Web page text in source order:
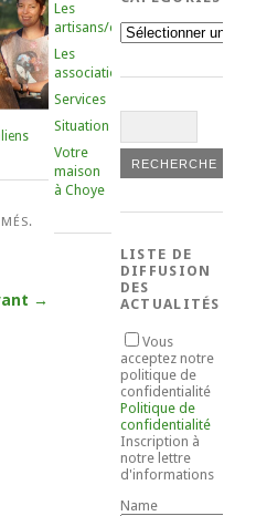
→
Les
artisans/commerçants
Les
associations
Services
Situation
Votre
maison
à Choye
Catégories
LISTE DE
DIFFUSION
DES
ACTUALITÉS
Vous
acceptez notre
politique de
confidentialité
Politique de
confidentialité
Inscription à
notre lettre
d'informations
Name